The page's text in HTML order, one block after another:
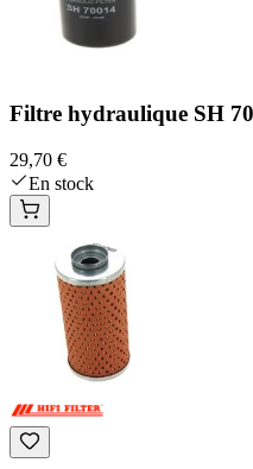
Filtre hydraulique SH
29,70 €
En stock